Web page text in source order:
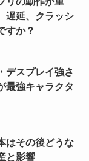
遅延、クラッシ
すか？
デスプレイ強さ
最強キャラクタ
はその後どうな
と影響